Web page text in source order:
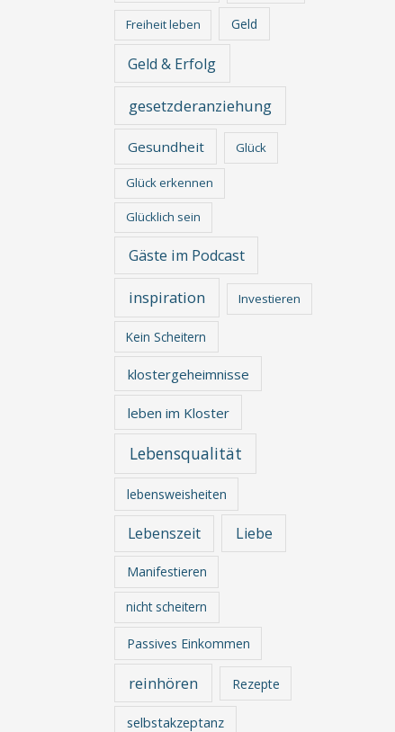
Freiheit leben Geld
Geld & Erfolg
gesetzderanziehung
Gesundheit Glück
Glück erkennen
Glücklich sein
Gäste im Podcast
inspiration Investieren
Kein Scheitern
klostergeheimnisse
leben im Kloster
Lebensqualität
lebensweisheiten
Lebenszeit Liebe
Manifestieren
nicht scheitern
Passives Einkommen
reinhören Rezepte
selbstakzeptanz